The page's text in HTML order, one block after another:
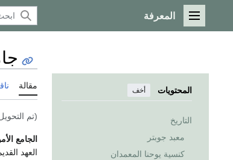
القائمة الرئيسية
المعرفة
المحتويات أخف
التاريخ
معبد جوبتر
كنسية يوحنا المعمدان
مقالة
(تم
الجامع
العهد